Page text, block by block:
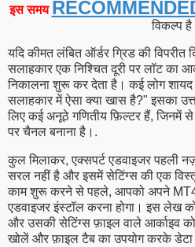
इस समय
विकल्प
यदि कीमत लंबित ऑर्डर ग्रिड की विपरीत
सलाहकार एक निश्चित दूरी पर लॉट का
निकालना शुरू कर देता है। कई लोग शायद
सलाहकार में ऐसा क्या खास है?" इसका
लिए कई अनूठे गणितीय फ़िल्टर हैं, जिनमें
पर चैनल बनाना है।.
कुल मिलाकर, एक्सपर्ट एडवाइजर पहली
सरल नहीं है और इसमें सेटिंग्स की एक
काम शुरू करने से पहले, आपको अपने MT4
एडवाइजर इंस्टॉल करना होगा। इस लेख
और उसकी सेटिंग्स फ़ाइल वाले आर्काइव
खोलें और फ़ाइल टैब का उपयोग करके डेटा